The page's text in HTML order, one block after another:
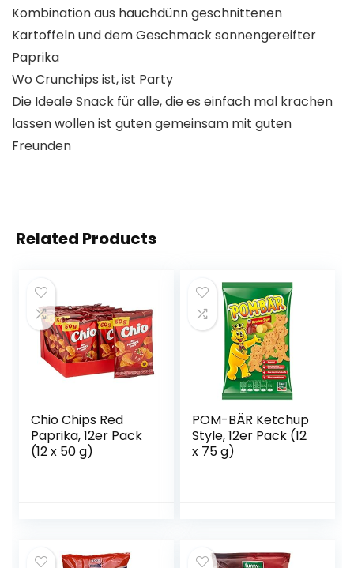
Kombination aus hauchdünn geschnittenen
Kartoffeln und dem Geschmack sonnengereifter
Paprika
Wo Crunchips ist, ist Party
Die Ideale Snack für alle, die es einfach mal krachen
lassen wollen ist guten gemeinsam mit guten
Freunden
Related Products
Chio Chips Red
Paprika, 12er Pack
(12 x 50 g)
POM-BÄR Ketchup
Style, 12er Pack (12
x 75 g)